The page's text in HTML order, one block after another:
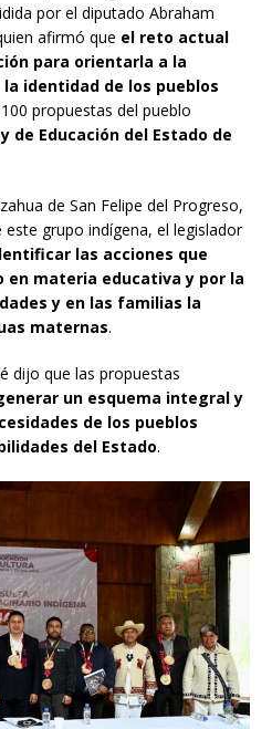
por el diputado Abraham
afirmó que el reto actual
para orientarla a la
identidad de los pueblos
propuestas del pueblo
de Educación del Estado de
de San Felipe del Progreso,
grupo indígena, el legislador
las acciones que
en materia educativa y por la
y en las familias la
maternas.
dijo que las propuestas
un esquema integral y
de los pueblos
del Estado.